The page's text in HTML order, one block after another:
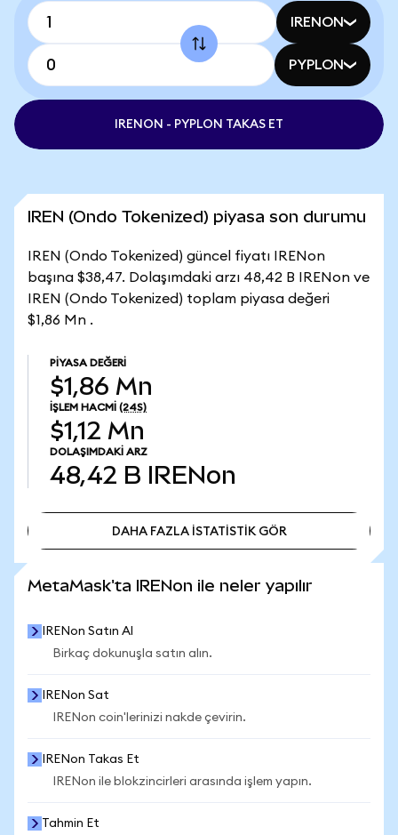
IRENON
PYPLON
IRENON - PYPLON TAKAS ET
IREN (Ondo Tokenized) piyasa son durumu
IREN (Ondo Tokenized) güncel fiyatı IRENon
başına $38,47. Dolaşımdaki arzı 48,42 B IRENon ve
IREN (Ondo Tokenized) toplam piyasa değeri
$1,86 Mn .
PIYASA DEĞERI
$1,86 Mn
İŞLEM HACMI (24S)
$1,12 Mn
DOLAŞIMDAKI ARZ
48,42 B IRENon
DAHA FAZLA İSTATİSTİK GÖR
MetaMask'ta IRENon ile neler yapılır
IRENon Satın Al
Birkaç dokunuşla satın alın.
IRENon Sat
IRENon coin'lerinizi nakde çevirin.
IRENon Takas Et
IRENon ile blokzincirleri arasında işlem yapın.
Tahmin Et